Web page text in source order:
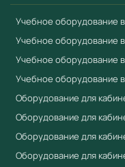
Учебное оборудование
Учебное оборудование
Учебное оборудование
Учебное оборудование
Оборудование для
Оборудование для
Оборудование для
Оборудование для